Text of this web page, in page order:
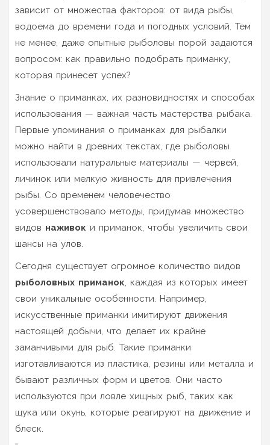
зависит от множества факторов: от вида рыбы,
водоема до времени года и погодных условий. Тем
не менее, даже опытные рыболовы порой задаются
вопросом: как правильно подобрать приманку,
которая принесет успех?
Знание о приманках, их разновидностях и способах
использования — важная часть мастерства рыбака.
Первые упоминания о приманках для рыбалки
можно найти в древних текстах, где рыболовы
использовали натуральные материалы — червей,
личинок или мелкую живность для привлечения
рыбы. Со временем человечество
усовершенствовало методы, придумав множество
видов наживок и приманок, чтобы увеличить свои
шансы на улов.
Сегодня существует огромное количество видов
рыболовных приманок, каждая из которых имеет
свои уникальные особенности. Например,
искусственные приманки имитируют движения
настоящей добычи, что делает их крайне
заманчивыми для рыб. Такие приманки
изготавливаются из пластика, резины или металла и
бывают различных форм и цветов. Они часто
используются при ловле хищных рыб, таких как
щука или окунь, которые реагируют на движение и
блеск.